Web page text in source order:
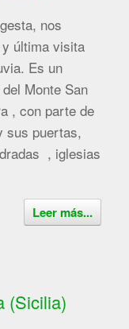
nos
última visita
Es un
Monte San
, con parte de
sus puertas,
, iglesias
Leer más...
(Sicilia)